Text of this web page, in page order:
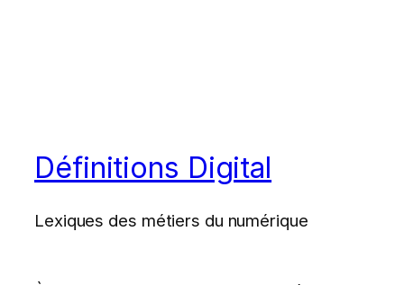
Définitions Digital
Lexiques des métiers du numérique